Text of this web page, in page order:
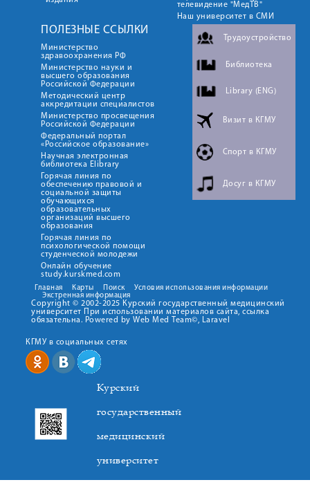
телевидение "МедТВ"
Наш университет в СМИ
ПОЛЕЗНЫЕ ССЫЛКИ
Министерство
здравоохранения РФ
Министерство науки и
высшего образования
Российской Федерации
Методический центр
аккредитации специалистов
Министерство просвещения
Российской Федерации
Федеральный портал
«Российское образование»
Научная электронная
библиотека Elibrary
Горячая линия по
обеспечению правовой и
социальной защиты
обучающихся
образовательных
организаций высшего
образования
Горячая линия по
психологической помощи
студенческой молодежи
Онлайн обучение
study.kurskmed.com
Трудоустройство
Библиотека
Library (ENG)
Визит в КГМУ
Спорт в КГМУ
Досуг в КГМУ
Главная Карты Поиск
Условия использования информации
Экстренная информация
Copyright © 2002-2025 Курский государственный медицинский
университет При использовании материалов сайта, ссылка
обязательна. Powered by Web Med Team©, Laravel
КГМУ в социальных сетях
Курский
государственный
медицинский
университет